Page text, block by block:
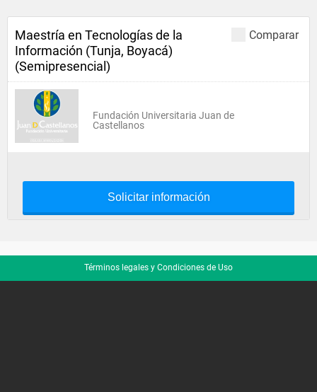
Comparar
Maestría en Tecnologías de la
Información (Tunja, Boyacá)
(Semipresencial)
Fundación Universitaria Juan de
Castellanos
Solicitar información
Términos legales y Condiciones de Uso